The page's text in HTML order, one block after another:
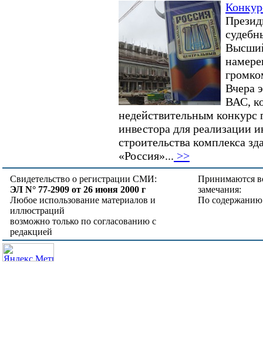
Вчера
ВАС,
недействительным конкурс
инвестора для реализации
строительства комплекса
«Россия»... >>
Свидетельство о регистрации СМИ:
ЭЛ N° 77-2909 от 26 июня 2000 г
Любое использование материалов и
иллюстраций
возможно только по согласованию с
редакцией
Принимаются
замечания:
По